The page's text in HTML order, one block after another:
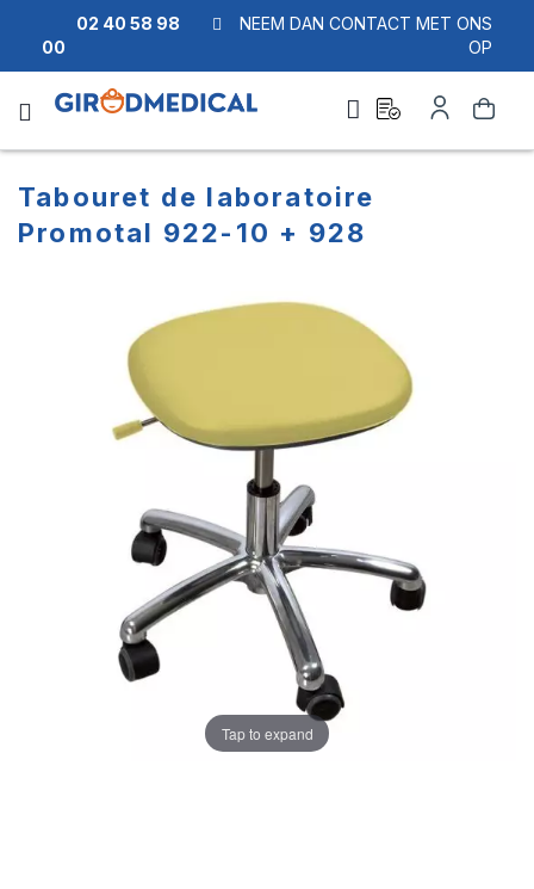
02 40 58 98
00
NEEM DAN CONTACT MET ONS
OP
Zoek
quote
Tabouret de laboratoire
Promotal 922-10 + 928
Tap to expand